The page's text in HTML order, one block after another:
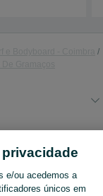
e/ou acedemos a
únicos em